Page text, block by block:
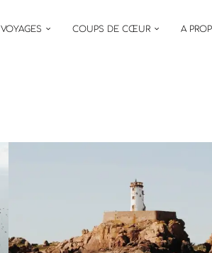
VOYAGES COUPS DE CŒUR A